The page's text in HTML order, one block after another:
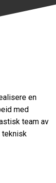
en
med
team av
teknisk